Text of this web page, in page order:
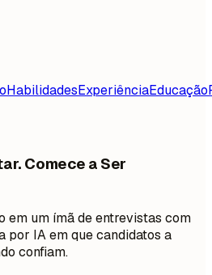
HabilidadesExperiênciaEducação
Comece a Ser
em um ímã de entrevistas com
por IA em que candidatos a
confiam.